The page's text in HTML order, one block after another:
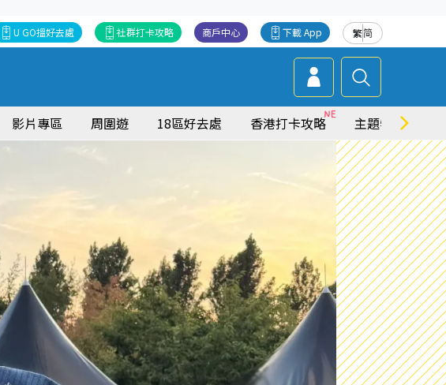
繁简
下載 App
商戶中心
社群打卡攻略
U GO搵好去處
影片專區 周圍遊 18區好去處 香港打卡攻略 主題特集